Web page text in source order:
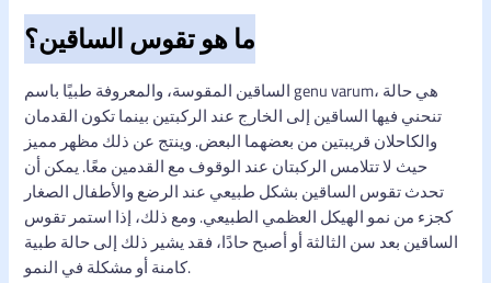
ما هو تقوس الساقين؟
الساقين المقوسة، والمعروفة طبيًا باسم genu varum، هي حالة
تنحني فيها الساقين إلى الخارج عند الركبتين بينما تكون القدمان
والكاحلان قريبتين من بعضهما البعض. وينتج عن ذلك مظهر مميز
حيث لا تتلامس الركبتان عند الوقوف مع القدمين معًا. يمكن أن
تحدث تقوس الساقين بشكل طبيعي عند الرضع والأطفال الصغار
كجزء من نمو الهيكل العظمي الطبيعي. ومع ذلك، إذا استمر تقوس
الساقين بعد سن الثالثة أو أصبح حادًا، فقد يشير ذلك إلى حالة طبية
كامنة أو مشكلة في النمو.